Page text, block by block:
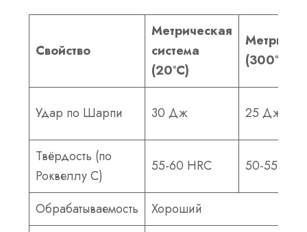
Свойство
Метрическая
система
(20°C)
(300°C)
Удар по Шарпи 30 Дж 25 Дж
Твёрдость (по
Роквеллу C)
55-60 HRC 50-55 HRC
Обрабатываемость
Хороший